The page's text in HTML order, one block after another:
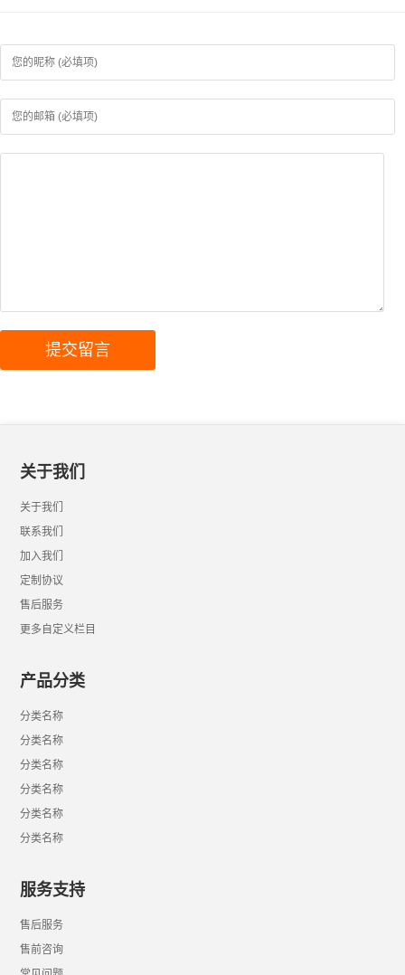
关于我们
关于我们
联系我们
加入我们
定制协议
售后服务
更多自定义栏目
产品分类
分类名称
分类名称
分类名称
分类名称
分类名称
分类名称
服务支持
售后服务
售前咨询